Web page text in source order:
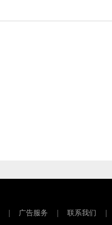
广告服务 联系我们